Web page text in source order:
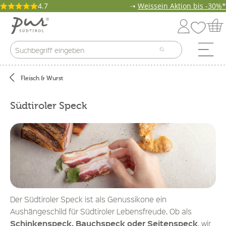
4.7 ➝ Weissein Aktion bis -30%*
Fleisch & Wurst
Südtiroler Speck
Der Südtiroler Speck ist als Genussikone ein
Aushängeschild für Südtiroler Lebensfreude. Ob als
Schinkenspeck, Bauchspeck oder Seitenspeck, wir